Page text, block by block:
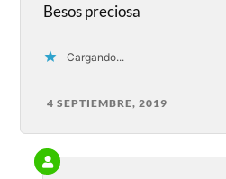
Besos preciosa
Cargando...
4 SEPTIEMBRE, 2019